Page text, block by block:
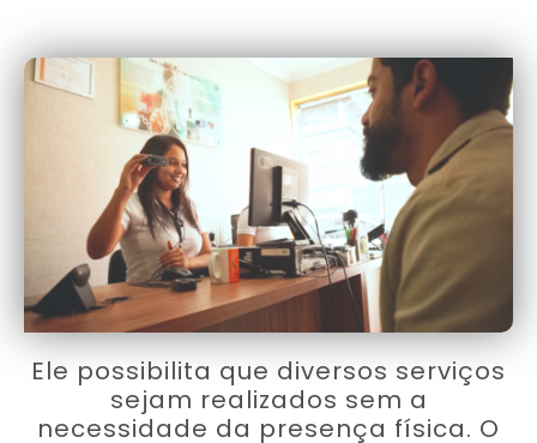
Ele possibilita que diversos serviços
sejam realizados sem a
necessidade da presença física. O